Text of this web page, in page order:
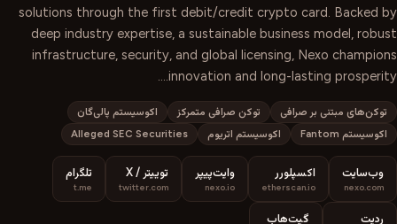
solutions through the first debit/credit crypto card. Backed by
deep industry expertise, a sustainable business model, robust
infrastructure, security, and global licensing, Nexo champions
innovation and long-lasting prosperity.…
توکن‌های مبتنی بر صرافی توکن صرافی متمرکز
اکوسیستم پالی‌گان
اکوسیستم Fantom
اکوسیستم اتریوم Alleged SEC Securities
وب‌سایت
nexo.com
اکسپلورر
etherscan.io
وایت‌پیپر
nexo.io
توییتر / X
twitter.com
تلگرام
t.me
ردیت گیت‌هاب